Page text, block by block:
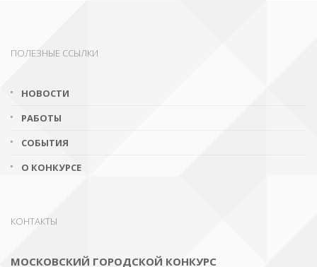
ПОЛЕЗНЫЕ ССЫЛКИ
НОВОСТИ
РАБОТЫ
СОБЫТИЯ
О КОНКУРСЕ
КОНТАКТЫ
МОСКОВСКИЙ ГОРОДСКОЙ КОНКУРС